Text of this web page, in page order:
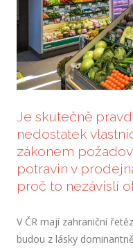
Je skutečně
nedostatek
zákonem
potravin v
proč to nezávislí
V ČR mají zahraniční
budou z lásky